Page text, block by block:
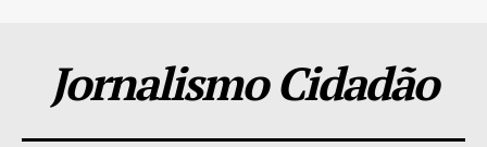
Jornalismo Cidadão